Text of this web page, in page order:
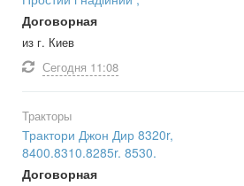
Договорная
из г. Киев
Сегодня 11:08
Тракторы
Трактори Джон Дир 8320r,
8400.8310.8285r. 8530.
Договорная